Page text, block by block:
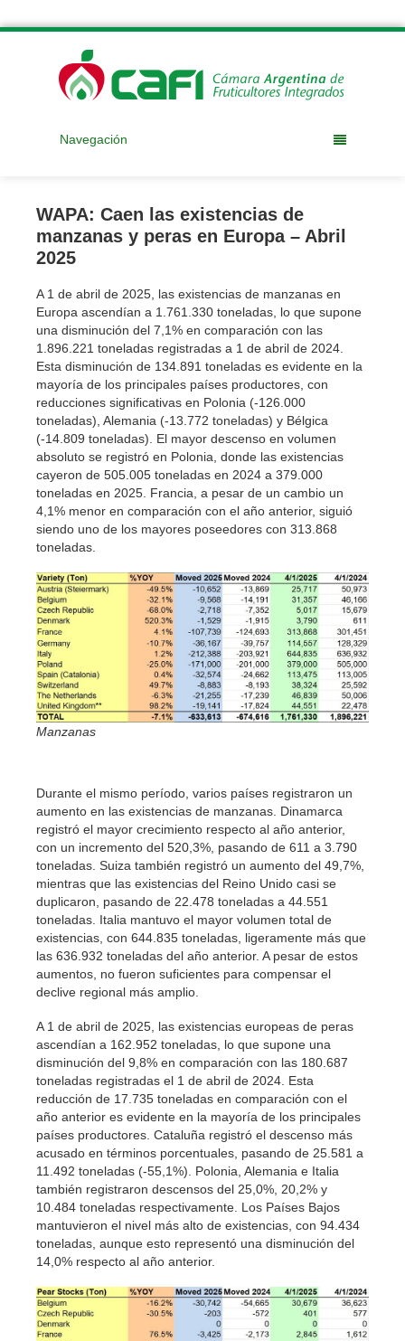
Navegación
WAPA: Caen las existencias de
manzanas y peras en Europa – Abril
2025
A 1 de abril de 2025, las existencias de manzanas en
Europa ascendían a 1.761.330 toneladas, lo que supone
una disminución del 7,1% en comparación con las
1.896.221 toneladas registradas a 1 de abril de 2024.
Esta disminución de 134.891 toneladas es evidente en la
mayoría de los principales países productores, con
reducciones significativas en Polonia (-126.000
toneladas), Alemania (-13.772 toneladas) y Bélgica
(-14.809 toneladas). El mayor descenso en volumen
absoluto se registró en Polonia, donde las existencias
cayeron de 505.005 toneladas en 2024 a 379.000
toneladas en 2025. Francia, a pesar de un cambio un
4,1% menor en comparación con el año anterior, siguió
siendo uno de los mayores poseedores con 313.868
toneladas.
Manzanas
Durante el mismo período, varios países registraron un
aumento en las existencias de manzanas. Dinamarca
registró el mayor crecimiento respecto al año anterior,
con un incremento del 520,3%, pasando de 611 a 3.790
toneladas. Suiza también registró un aumento del 49,7%,
mientras que las existencias del Reino Unido casi se
duplicaron, pasando de 22.478 toneladas a 44.551
toneladas. Italia mantuvo el mayor volumen total de
existencias, con 644.835 toneladas, ligeramente más que
las 636.932 toneladas del año anterior. A pesar de estos
aumentos, no fueron suficientes para compensar el
declive regional más amplio.
A 1 de abril de 2025, las existencias europeas de peras
ascendían a 162.952 toneladas, lo que supone una
disminución del 9,8% en comparación con las 180.687
toneladas registradas el 1 de abril de 2024. Esta
reducción de 17.735 toneladas en comparación con el
año anterior es evidente en la mayoría de los principales
países productores. Cataluña registró el descenso más
acusado en términos porcentuales, pasando de 25.581 a
11.492 toneladas (-55,1%). Polonia, Alemania e Italia
también registraron descensos del 25,0%, 20,2% y
10.484 toneladas respectivamente. Los Países Bajos
mantuvieron el nivel más alto de existencias, con 94.434
toneladas, aunque esto representó una disminución del
14,0% respecto al año anterior.